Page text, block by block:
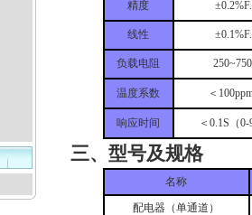
精度
线性
负载电阻
温度系数 ＜
响应时间 ＜0.1S（
三、型号及规格
名称
配电器（单通道）